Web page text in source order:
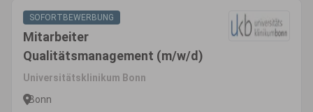
SOFORTBEWERBUNG
Mitarbeiter
Qualitätsmanagement (m/w/d)
Universitätsklinikum Bonn
Bonn